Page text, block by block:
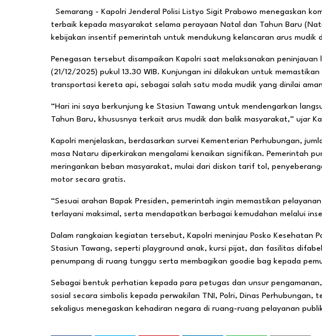
Semarang - Kapolri Jenderal Polisi Listyo Sigit Prabowo menegaskan
terbaik kepada masyarakat selama perayaan Natal dan Tahun Baru
kebijakan insentif pemerintah untuk mendukung kelancaran arus mudik
Penegasan tersebut disampaikan Kapolri saat melaksanakan
(21/12/2025) pukul 13.30 WIB. Kunjungan ini dilakukan untuk
transportasi kereta api, sebagai salah satu moda mudik yang dinilai
“Hari ini saya berkunjung ke Stasiun Tawang untuk mendengarkan
Tahun Baru, khususnya terkait arus mudik dan balik masyarakat,” ujar
Kapolri menjelaskan, berdasarkan survei Kementerian Perhubungan,
masa Nataru diperkirakan mengalami kenaikan signifikan. Pemerintah
meringankan beban masyarakat, mulai dari diskon tarif tol,
motor secara gratis.
“Sesuai arahan Bapak Presiden, pemerintah ingin memastikan
terlayani maksimal, serta mendapatkan berbagai kemudahan melalui
Dalam rangkaian kegiatan tersebut, Kapolri meninjau Posko Kesehatan
Stasiun Tawang, seperti playground anak, kursi pijat, dan fasilitas
penumpang di ruang tunggu serta membagikan goodie bag kepada
Sebagai bentuk perhatian kepada para petugas dan unsur
sosial secara simbolis kepada perwakilan TNI, Polri, Dinas Perhubungan,
sekaligus menegaskan kehadiran negara di ruang-ruang pelayanan